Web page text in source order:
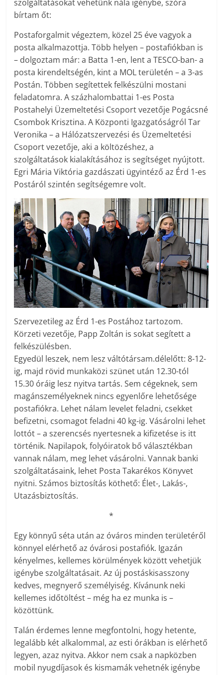
szolgáltatásokat vehetünk nála igénybe, szóra
bírtam őt:
Postaforgalmit végeztem, közel 25 éve vagyok a
posta alkalmazottja. Több helyen – postafiókban is
– dolgoztam már: a Batta 1-en, lent a TESCO-ban- a
posta kirendeltségén, kint a MOL területén – a 3-as
Postán. Többen segítettek felkészülni mostani
feladatomra. A százhalombattai 1-es Posta
Postahelyi Üzemeltetési Csoport vezetője Pogácsné
Csombok Krisztina. A Központi Igazgatóságról Tar
Veronika – a Hálózatszervezési és Üzemeltetési
Csoport vezetője, aki a költözéshez, a
szolgáltatások kialakításához is segítséget nyújtott.
Egri Mária Viktória gazdászati ügyintéző az Érd 1-es
Postáról szintén segítségemre volt.
Szervezetileg az Érd 1-es Postához tartozom.
Körzeti vezetője, Papp Zoltán is sokat segített a
felkészülésben.
Egyedül leszek, nem lesz váltótársam.délelőtt: 8-12-
ig, majd rövid munkaközi szünet után 12.30-tól
15.30 óráig lesz nyitva tartás. Sem cégeknek, sem
magánszemélyeknek nincs egyenlőre lehetősége
postafiókra. Lehet nálam levelet feladni, csekket
befizetni, csomagot feladni 40 kg-ig. Vásárolni lehet
lottót – a szerencsés nyertesnek a kifizetése is itt
történik. Napilapok, folyóiratok bő választékban
vannak nálam, meg lehet vásárolni. Vannak banki
szolgáltatásaink, lehet Posta Takarékos Könyvet
nyitni. Számos biztosítás köthető: Élet-, Lakás-,
Utazásbiztosítás.
*
Egy könnyű séta után az óváros minden területéről
könnyel elérhető az óvárosi postafiók. Igazán
kényelmes, kellemes körülmények között vehetjük
igénybe szolgáltatásait. Az új postáskisasszony
kedves, megnyerő személyiség. Kívánunk neki
kellemes időtöltést – még ha ez munka is –
közöttünk.
Talán érdemes lenne megfontolni, hogy hetente,
legalább két alkalommal, az esti órákban is elérhető
legyen, azaz nyitva. Akkor nem csak a napközben
mobil nyugdíjasok és kismamák vehetnék igénybe